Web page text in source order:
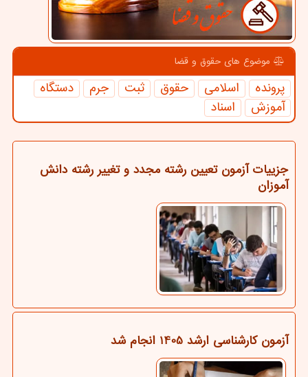
موضوع های حقوق و قضا
پرونده اسلامی حقوق ثبت جرم
دستگاه
آموزش
اسناد
جزییات آزمون تعیین رشته مجدد و تغییر رشته دانش
آموزان
آزمون کارشناسی ارشد 1405 انجام شد